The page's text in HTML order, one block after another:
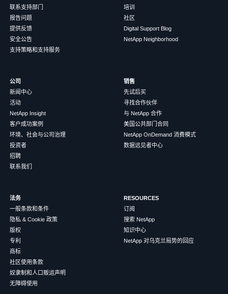
联系支持部门
报告问题
提供反馈
安全公告
支持策略和支持服务
培训
社区
Digital Support Blog
NetApp Neighborhood
公司
新闻中心
活动
NetApp Insight
客户成功案例
环境、社会与公司治理
投资者
招聘
联系我们
销售
先试后买
寻找合作伙伴
与 NetApp 合作
美国公共部门合同
NetApp OnDemand 消费模式
数据远见者中心
法务
一般条款和条件
隐私 & Cookie 政策
版权
专利
商标
社区使用条款
奴隶制和人口贩运声明
无障碍使用
RESOURCES
订阅
搜索 NetApp
知识中心
NetApp 对乌克兰局势的回应